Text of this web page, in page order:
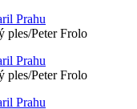
ples/Peter Frolo
ples/Peter Frolo